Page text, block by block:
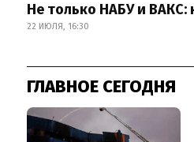
Не только НАБУ и ВАКС:
22 ИЮЛЯ, 16:30
ГЛАВНОЕ СЕГОДНЯ